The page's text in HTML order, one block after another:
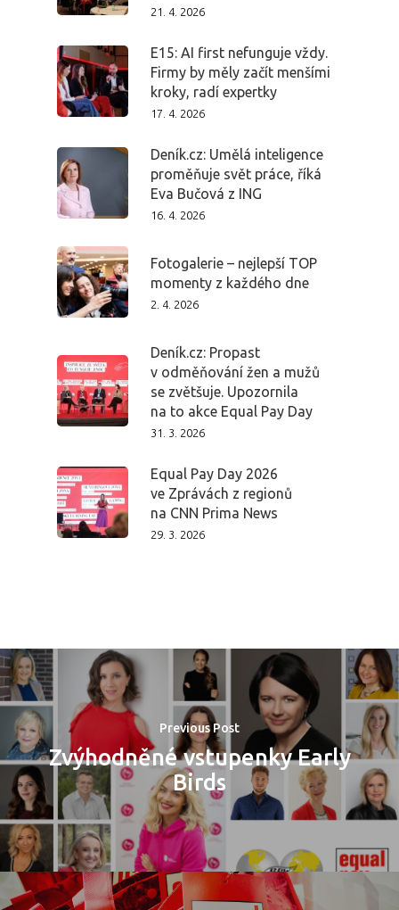
21. 4. 2026
E15: AI first nefunguje vždy.
Firmy by měly začít menšími
kroky, radí expertky
17. 4. 2026
Deník.cz: Umělá inteligence
proměňuje svět práce, říká
Eva Bučová z ING
16. 4. 2026
Fotogalerie – nejlepší TOP
momenty z každého dne
2. 4. 2026
Deník.cz: Propast
v odměňování žen a mužů
se zvětšuje. Upozornila
na to akce Equal Pay Day
31. 3. 2026
Equal Pay Day 2026
ve Zprávách z regionů
na CNN Prima News
29. 3. 2026
Previous Post
Zvýhodněné vstupenky Early
Birds